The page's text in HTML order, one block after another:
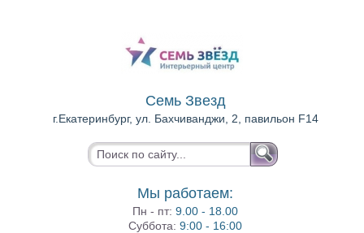
Семь Звезд
г.Екатеринбург, ул. Бахчиванджи, 2, павильон F14
Мы работаем:
Пн - пт:9.00 - 18.00
Суббота:9:00 - 16:00